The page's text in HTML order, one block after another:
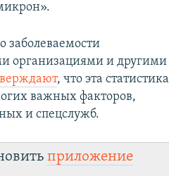
заболеваемости
организациями и другими
, что эта статистика
важных факторов,
и спецслужб.
приложение